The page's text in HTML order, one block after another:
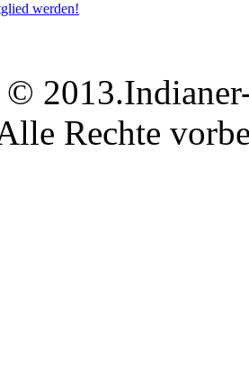
werden!
Rechte